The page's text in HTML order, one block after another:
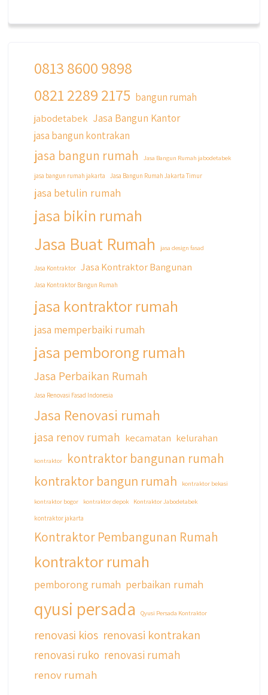
0813 8600 9898
0821 2289 2175 bangun rumah
jabodetabek Jasa Bangun Kantor
jasa bangun kontrakan
jasa bangun rumah Jasa Bangun Rumah jabodetabek
jasa bangun rumah jakarta Jasa Bangun Rumah Jakarta Timur
jasa betulin rumah
jasa bikin rumah
Jasa Buat Rumah jasa design fasad
Jasa Kontraktor Jasa Kontraktor Bangunan
Jasa Kontraktor Bangun Rumah
jasa kontraktor rumah
jasa memperbaiki rumah
jasa pemborong rumah
Jasa Perbaikan Rumah
Jasa Renovasi Fasad Indonesia
Jasa Renovasi rumah
jasa renov rumah kecamatan kelurahan
kontraktor
kontraktor bangunan rumah
kontraktor bangun rumah
kontraktor bekasi
kontraktor bogor kontraktor depok
Kontraktor Jabodetabek
kontraktor jakarta
Kontraktor Pembangunan Rumah
kontraktor rumah
pemborong rumah perbaikan rumah
qyusi persada Qyusi Persada Kontraktor
renovasi kios renovasi kontrakan
renovasi ruko renovasi rumah
renov rumah